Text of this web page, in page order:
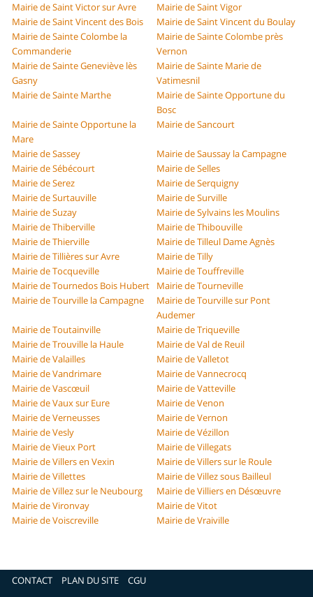
Mairie de Saint Victor sur Avre
Mairie de Saint Vigor
Mairie de Saint Vincent des Bois
Mairie de Saint Vincent du Boulay
Mairie de Sainte Colombe la
Commanderie
Mairie de Sainte Colombe près
Vernon
Mairie de Sainte Geneviève lès
Gasny
Mairie de Sainte Marie de
Vatimesnil
Mairie de Sainte Marthe
Mairie de Sainte Opportune du
Bosc
Mairie de Sainte Opportune la
Mare
Mairie de Sancourt
Mairie de Sassey
Mairie de Saussay la Campagne
Mairie de Sébécourt
Mairie de Selles
Mairie de Serez
Mairie de Serquigny
Mairie de Surtauville
Mairie de Surville
Mairie de Suzay
Mairie de Sylvains les Moulins
Mairie de Thiberville
Mairie de Thibouville
Mairie de Thierville
Mairie de Tilleul Dame Agnès
Mairie de Tillières sur Avre
Mairie de Tilly
Mairie de Tocqueville
Mairie de Touffreville
Mairie de Tournedos Bois Hubert
Mairie de Tourneville
Mairie de Tourville la Campagne
Mairie de Tourville sur Pont
Audemer
Mairie de Toutainville
Mairie de Triqueville
Mairie de Trouville la Haule
Mairie de Val de Reuil
Mairie de Valailles
Mairie de Valletot
Mairie de Vandrimare
Mairie de Vannecrocq
Mairie de Vascœuil
Mairie de Vatteville
Mairie de Vaux sur Eure
Mairie de Venon
Mairie de Verneusses
Mairie de Vernon
Mairie de Vesly
Mairie de Vézillon
Mairie de Vieux Port
Mairie de Villegats
Mairie de Villers en Vexin
Mairie de Villers sur le Roule
Mairie de Villettes
Mairie de Villez sous Bailleul
Mairie de Villez sur le Neubourg
Mairie de Villiers en Désœuvre
Mairie de Vironvay
Mairie de Vitot
Mairie de Voiscreville
Mairie de Vraiville
CONTACT PLAN DU SITE CGU